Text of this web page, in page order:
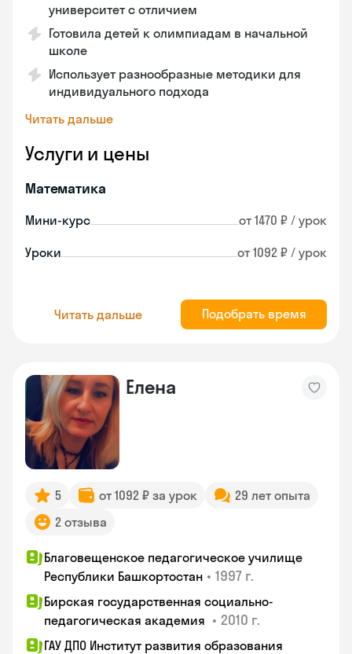
университет с отличием
Готовила детей к олимпиадам в начальной
школе
Использует разнообразные методики для
индивидуального подхода
Читать дальше
Услуги и цены
Математика
Мини-курс от 1470 ₽ / урок
Уроки от 1092 ₽ / урок
Читать дальше Подобрать время
Елена
5 от 1092 ₽ за урок
29 лет опыта
2 отзыва
Благовещенское педагогическое училище
Республики Башкортостан • 1997 г.
Бирская государственная социально-
педагогическая академия • 2010 г.
ГАУ ДПО Институт развития образования